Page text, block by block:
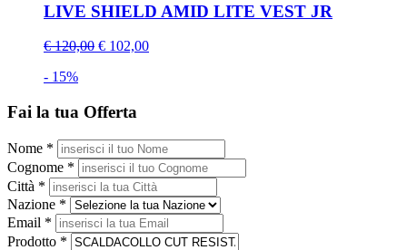
LIVE SHIELD AMID LITE VEST JR
€ 120,00 € 102,00
- 15%
Fai la tua Offerta
Nome *
Cognome *
Città *
Nazione *
Email *
Prodotto *